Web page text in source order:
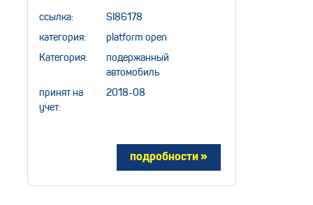
ссылка: SI86178
категория: platform open
Категория:
подержанный
автомобиль
принят на
учет:
2018-08